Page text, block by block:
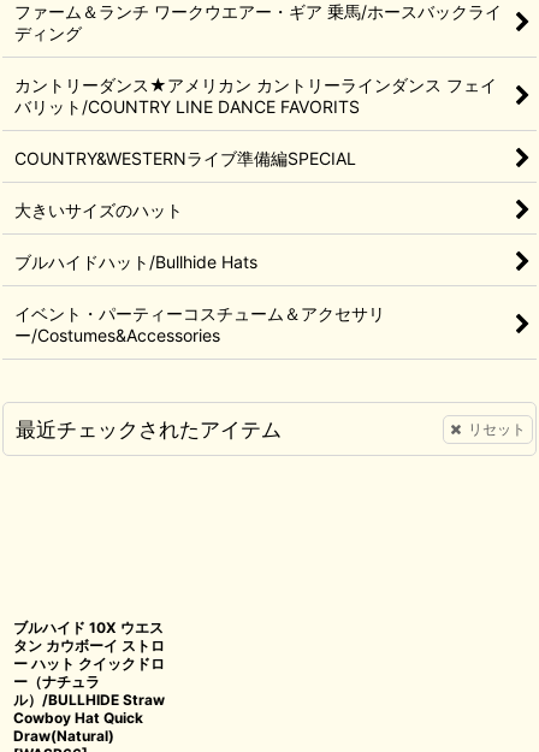
ファーム＆ランチ ワークウエアー・ギア 乗馬/ホースバックライ
ディング
カントリーダンス★アメリカン カントリーラインダンス フェイ
バリット/COUNTRY LINE DANCE FAVORITS
COUNTRY&WESTERNライブ準備編SPECIAL
大きいサイズのハット
ブルハイドハット/Bullhide Hats
イベント・パーティーコスチューム＆アクセサリ
ー/Costumes&Accessories
最近チェックされたアイテム リセット
ブルハイド 10X ウエス
タン カウボーイ ストロ
ー ハット クイックドロ
ー（ナチュラ
ル）/BULLHIDE Straw
Cowboy Hat Quick
Draw(Natural)